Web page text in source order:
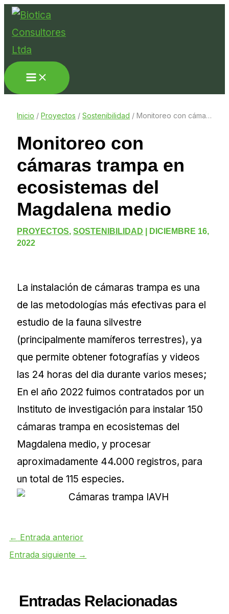
Ir
Inicio /Proyectos /Sostenibilidad /Monitoreo con cámaras trampa en ecosistemas del Magdalena medio
Monitoreo con
cámaras trampa en
ecosistemas del
Magdalena medio
PROYECTOS,SOSTENIBILIDAD
DICIEMBRE 16,
2022
La instalación de cámaras trampa es una
de las metodologías más efectivas para el
estudio de la fauna silvestre
(principalmente mamíferos terrestres), ya
que permite obtener fotografías y videos
las 24 horas del dia durante varios meses;
En el año 2022 fuimos contratados por un
Instituto de investigación para instalar 150
cámaras trampa en ecosistemas del
Magdalena medio, y procesar
aproximadamente 44.000 registros, para
un total de 115 especies.
← Entrada anterior
Entrada siguiente →
Entradas Relacionadas